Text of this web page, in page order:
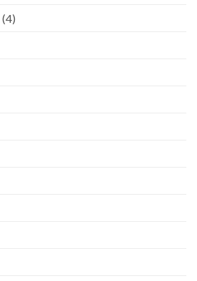
(4)